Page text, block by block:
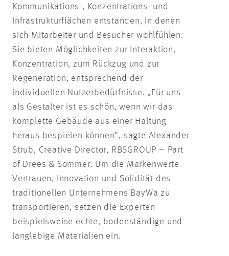
Kommunikations-, Konzentrations- und
Infrastrukturflächen entstanden, in denen
sich Mitarbeiter und Besucher wohlfühlen.
Sie bieten Möglichkeiten zur Interaktion,
Konzentration, zum Rückzug und zur
Regeneration, entsprechend der
individuellen Nutzerbedürfnisse. „Für uns
als Gestalter ist es schön, wenn wir das
komplette Gebäude aus einer Haltung
heraus bespielen können“, sagte Alexander
Strub, Creative Director, RBSGROUP – Part
of Drees & Sommer. Um die Markenwerte
Vertrauen, Innovation und Solidität des
traditionellen Unternehmens BayWa zu
transportieren, setzen die Experten
beispielsweise echte, bodenständige und
langlebige Materialien ein.